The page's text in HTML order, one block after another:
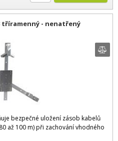
tříramenný - nenatřený
bezpečné uložení zásob kabelů
až 100 m) při zachování vhodného